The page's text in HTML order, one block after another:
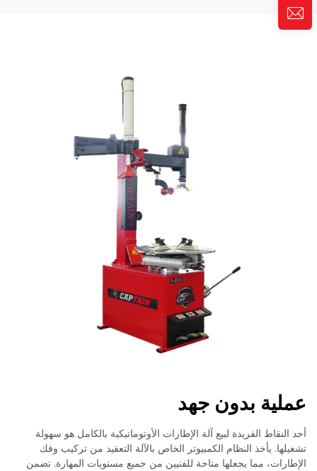
عملية بدون جهد
أحد النقاط الفريدة لبيع آلة الإطارات الأوتوماتيكية بالكامل هو سهولة
تشغيلها. يأخذ النظام الكمبيوتر الخاص بالآلة التعقيد من تركيب وفك
الإطارات، مما يجعلها متاحة للفنيين من جميع مستويات المهارة. تضمن